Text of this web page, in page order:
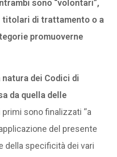
sono “volontari”,
titolari di trattamento o a
promuoverne
natura dei Codici di
da quella delle
primi sono finalizzati “a
del presente
della specificità dei vari